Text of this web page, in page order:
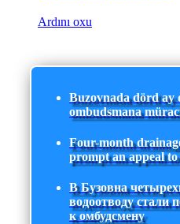
Ardını oxu
Buzovnada dörd ay
ombudsmana
Four-month
prompt an appeal
В Бузовна
водоотводу стали
к омбудсмену